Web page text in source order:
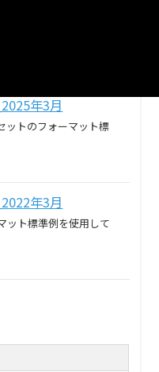
年3月
ットのフォーマット標
年3月
ット標準例を使用して